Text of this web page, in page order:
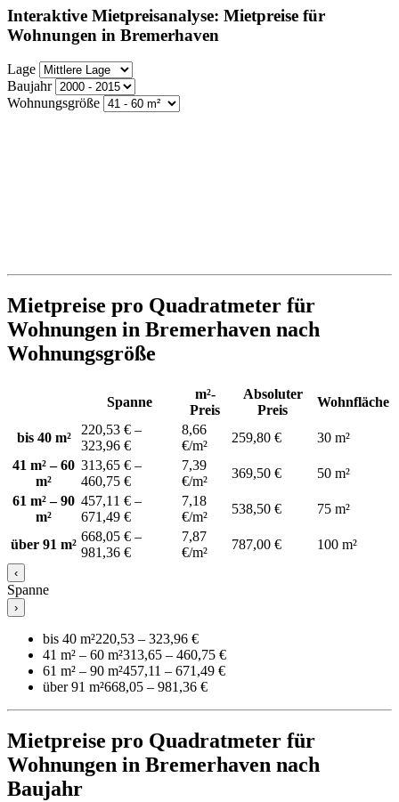
Interaktive Mietpreisanalyse: Mietpreise für
Wohnungen in Bremerhaven
Lage
Baujahr
Wohnungsgröße
Mietpreise pro Quadratmeter für
Wohnungen in Bremerhaven nach
Wohnungsgröße
Spanne
m²-
Preis
Absoluter
Preis
Wohnfläche
bis 40 m²
220,53 € –
323,96 €
8,66
€/m²
259,80 €
30 m²
41 m² – 60
m²
313,65 € –
460,75 €
7,39
€/m²
369,50 €
50 m²
61 m² – 90
m²
457,11 € –
671,49 €
7,18
€/m²
538,50 € 75 m²
über 91 m²
668,05 € –
981,36 €
7,87
€/m²
787,00 € 100 m²
‹
Spanne
›
bis 40 m²220,53 – 323,96 €
41 m² – 60 m²313,65 – 460,75 €
61 m² – 90 m²457,11 – 671,49 €
über 91 m²668,05 – 981,36 €
Mietpreise pro Quadratmeter für
Wohnungen in Bremerhaven nach
Baujahr